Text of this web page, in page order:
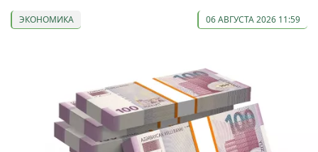
ЭКОНОМИКА 06 АВГУСТА 2026 11:59